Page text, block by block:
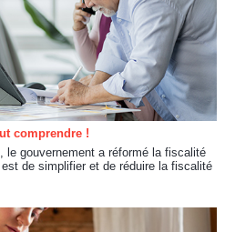
comprendre !
le gouvernement a réformé la fiscalité
de simplifier et de réduire la fiscalité